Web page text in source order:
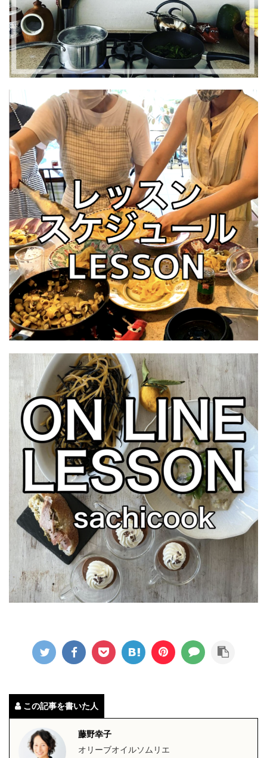
この記事を書いた人
藤野幸子
オリーブオイルソムリエ